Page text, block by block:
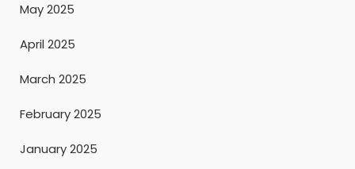
May 2025
April 2025
March 2025
February 2025
January 2025